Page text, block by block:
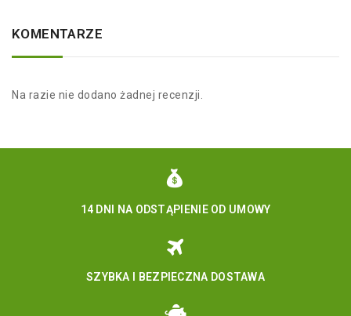
KOMENTARZE
Na razie nie dodano żadnej recenzji.
14 DNI NA ODSTĄPIENIE OD UMOWY
SZYBKA I BEZPIECZNA DOSTAWA